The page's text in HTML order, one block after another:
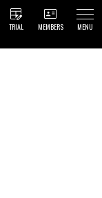
TRIAL MEMBERS MENU